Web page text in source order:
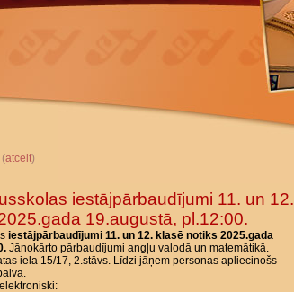
(atcelt)
iestājpārbaudījumi 11. un 12.
19.augustā, pl.12:00.
iestājpārbaudījumi 11. un 12. klasē notiks 2025.gada
Jānokārto pārbaudījumi angļu valodā un matemātikā.
iela 15/17, 2.stāvs. Līdzi jāņem personas apliecinošs